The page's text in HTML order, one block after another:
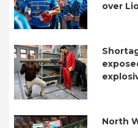
over
North